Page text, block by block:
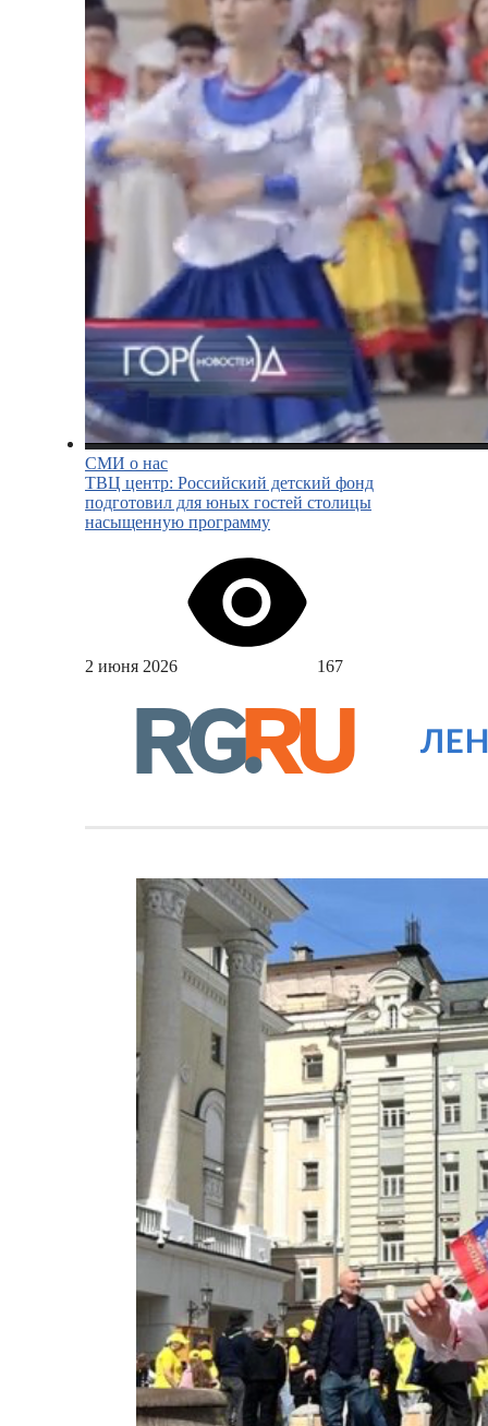
СМИ о нас
ТВЦ центр: Российский детский фонд
подготовил для юных гостей столицы
насыщенную программу
2 июня 2026 167